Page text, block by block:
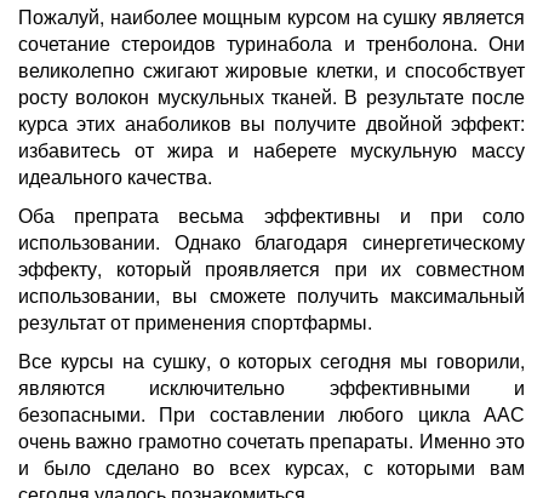
Пожалуй, наиболее мощным курсом на сушку является
сочетание стероидов туринабола и тренболона. Они
великолепно сжигают жировые клетки, и способствует
росту волокон мускульных тканей. В результате после
курса этих анаболиков вы получите двойной эффект:
избавитесь от жира и наберете мускульную массу
идеального качества.
Оба препрата весьма эффективны и при соло
использовании. Однако благодаря синергетическому
эффекту, который проявляется при их совместном
использовании, вы сможете получить максимальный
результат от применения спортфармы.
Все курсы на сушку, о которых сегодня мы говорили,
являются исключительно эффективными и
безопасными. При составлении любого цикла ААС
очень важно грамотно сочетать препараты. Именно это
и было сделано во всех курсах, с которыми вам